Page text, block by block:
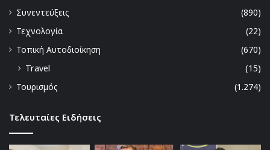
Συνεντεύξεις
(890)
Τεχνολογία
(22)
Τοπική Αυτοδιοίκηση
(670)
Travel
(15)
Τουρισμός
(1.274)
Τελευταίες Ειδήσεις